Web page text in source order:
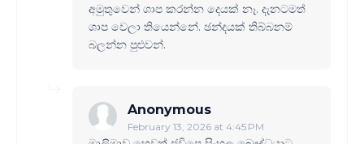
අමුතුවෙන් ශාප කරන්න දෙයක් නෑ. දැනටමත්
ශාප වෙලා තියෙන්නේ. ඡන්දයක් තිබ්බනම්
බලන්න පුළුවන්.
Anonymous
February 13, 2026 at 4:45 PM